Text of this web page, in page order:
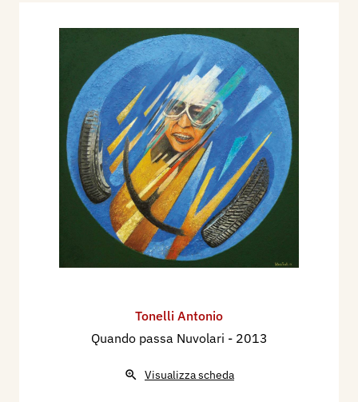
Tonelli Antonio
Quando passa Nuvolari - 2013
Visualizza scheda